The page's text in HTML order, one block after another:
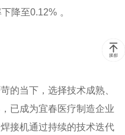
降至0.12% 。
的当下，选择技术成熟、
已成为宜春医疗制造企业
接机通过持续的技术迭代